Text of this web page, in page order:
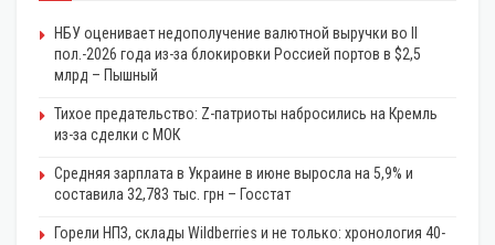
НБУ оценивает недополучение валютной выручки во II
пол.-2026 года из-за блокировки Россией портов в $2,5
млрд – Пышный
Тихое предательство: Z-патриоты набросились на Кремль
из-за сделки с МОК
Средняя зарплата в Украине в июне выросла на 5,9% и
составила 32,783 тыс. грн – Госстат
Горели НПЗ, склады Wildberries и не только: хронология 40-